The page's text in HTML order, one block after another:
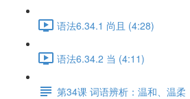
语法6.34.1 尚且 (4:28)
语法6.34.2 当 (4:11)
第34课 词语辨析：温和、温柔